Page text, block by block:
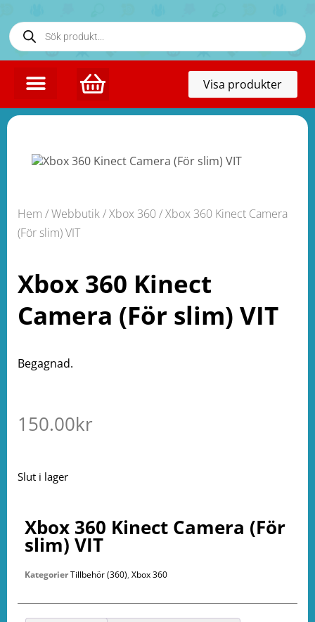
Visa produkter
Hem /Webbutik/Xbox 360/ Xbox 360 Kinect Camera
(För slim) VIT
Xbox 360 Kinect
Camera (För slim) VIT
Begagnad.
150.00kr
Slut i lager
Xbox 360 Kinect Camera (För
slim) VIT
KategorierTillbehör (360), Xbox 360